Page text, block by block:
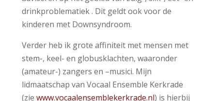
drinkproblematiek . Dit geldt ook voor de
kinderen met Downsyndroom.
Verder heb ik grote affiniteit met mensen met
stem-, keel- en globusklachten, waaronder
(amateur-) zangers en –musici. Mijn
lidmaatschap van Vocaal Ensemble Kerkrade
(zie www.vocaalensemblekerkrade.nl) is hierbij